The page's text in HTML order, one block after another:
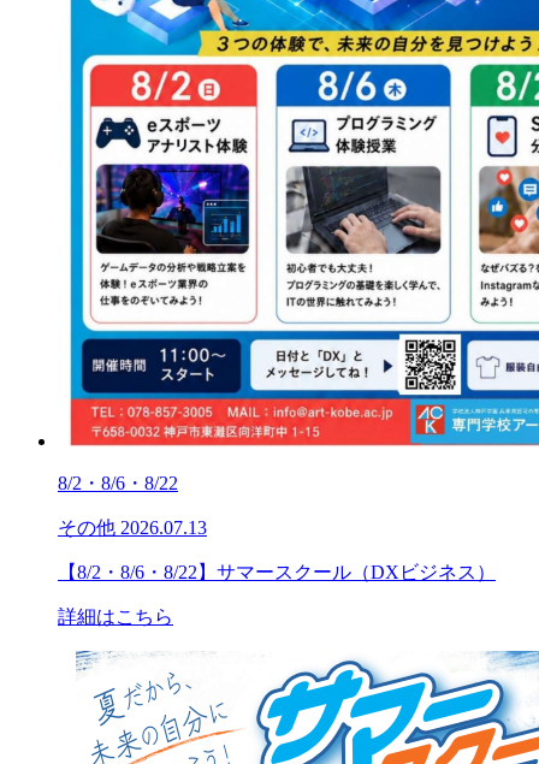
8/2・8/6・8/22
その他 2026.07.13
【8/2・8/6・8/22】サマースクール（DXビジネス）
詳細はこちら